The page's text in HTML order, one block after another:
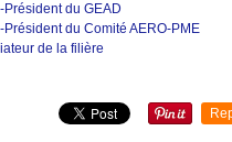
Président du GEAD
Président du Comité AERO-PME
de la filière